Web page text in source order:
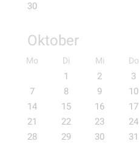
30
Oktober
Mo Di Mi Do
1 2 3
7
8 9 10
14
15 16 17
21
22 23 24
28
29 30 31